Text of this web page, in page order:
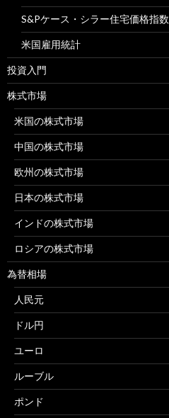
S&Pケース・シラー住宅価格指数
米国雇用統計
投資入門
株式市場
米国の株式市場
中国の株式市場
欧州の株式市場
日本の株式市場
インドの株式市場
ロシアの株式市場
為替相場
人民元
ドル円
ユーロ
ルーブル
ポンド